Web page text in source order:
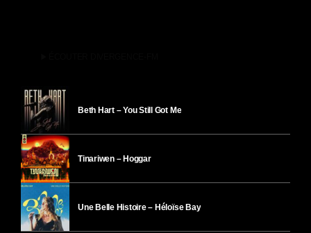
Beth Hart – You Still Got Me
Tinariwen – Hoggar
Une Belle Histoire – Héloïse Bay